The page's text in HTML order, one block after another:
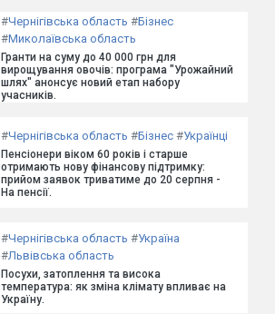
#Чернігівська область #Бізнес
#Миколаївська область
Гранти на суму до 40 000 грн для
вирощування овочів: програма "Урожайний
шлях" анонсує новий етап набору
учасників.
#Чернігівська область #Бізнес #Українці
Пенсіонери віком 60 років і старше
отримають нову фінансову підтримку:
прийом заявок триватиме до 20 серпня -
На пенсії.
#Чернігівська область #Україна
#Львівська область
Посухи, затоплення та висока
температура: як зміна клімату впливає на
Україну.